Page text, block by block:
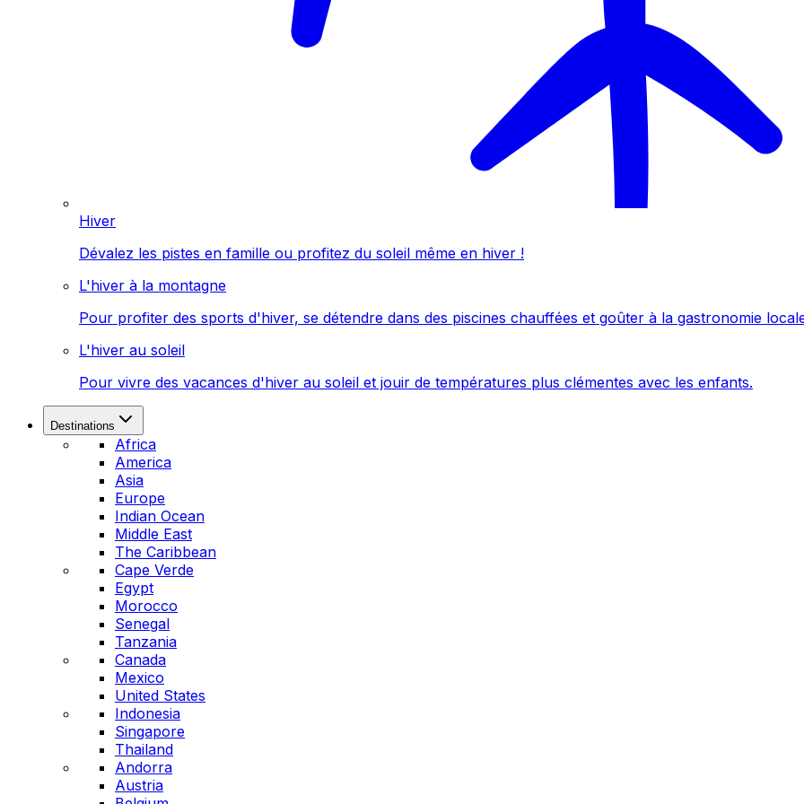
Hiver
Dévalez les pistes en famille ou profitez du soleil même en hiver !
L'hiver à la montagne
Pour profiter des sports d'hiver, se détendre dans des piscines chauffées et goûter à la gastronomie
L'hiver au soleil
Pour vivre des vacances d'hiver au soleil et jouir de températures plus clémentes avec les enfants.
Destinations
Africa
America
Asia
Europe
Indian Ocean
Middle East
The Caribbean
Cape Verde
Egypt
Morocco
Senegal
Tanzania
Canada
Mexico
United States
Indonesia
Singapore
Thailand
Andorra
Austria